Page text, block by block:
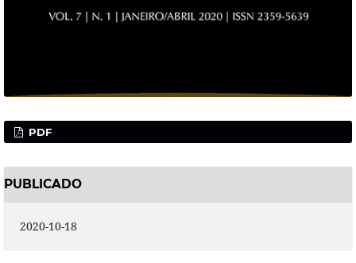
PDF
PUBLICADO
2020-10-18